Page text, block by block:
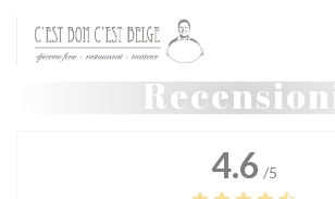
Personalizzazione delle tue scelte sui cookie
4.6 /5